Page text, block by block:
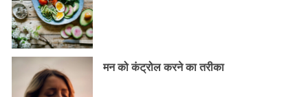
मन को कंट्रोल करने का तरीका